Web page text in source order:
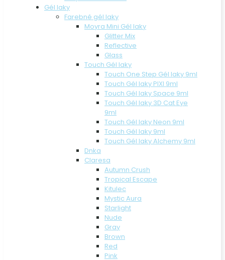
Gél laky
Farebné gél laky
Moyra Mini Gél laky
Glitter Mix
Reflective
Glass
Touch Gél laky
Touch One Step Gél laky 9ml
Touch Gél laky PIXI 9ml
Touch Gél laky Space 9ml
Touch Gél laky 3D Cat Eye
9ml
Touch Gél laky Neon 9ml
Touch Gél laky 9ml
Touch Gél laky Alchemy 9ml
Dnka
Claresa
Autumn Crush
Tropical Escape
Kitulec
Mystic Aura
Starlight
Nude
Gray
Brown
Red
Pink